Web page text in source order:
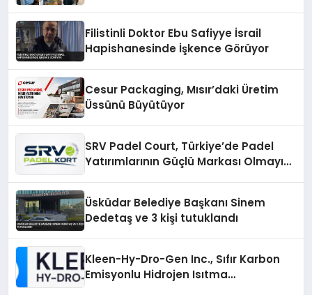
Filistinli Doktor Ebu Safiyye İsrail
Hapishanesinde İşkence Görüyor
Cesur Packaging, Mısır’daki Üretim
Üssünü Büyütüyor
SRV Padel Court, Türkiye’de Padel
Yatırımlarının Güçlü Markası Olmayı
Üsküdar Belediye Başkanı Sinem
Dedetaş ve 3 kişi tutuklandı
Kleen-Hy-Dro-Gen Inc., Sıfır Karbon
Emisyonlu Hidrojen Isıtma